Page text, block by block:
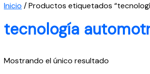
Inicio / Productos etiquetados
tecnología
Mostrando el único resultado